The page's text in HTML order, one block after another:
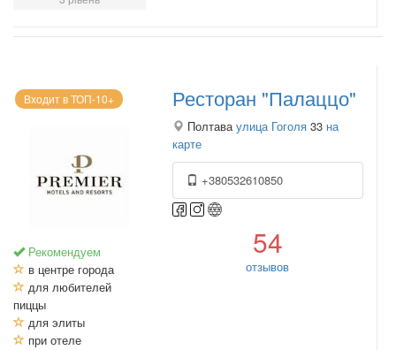
Входит в ТОП-10+
Рекомендуем
в центре города
для любителей
пиццы
для элиты
при отеле
Ресторан "Палаццо"
Полтаваулица Гоголя 33 на
карте
+380532610850
54
отзывов